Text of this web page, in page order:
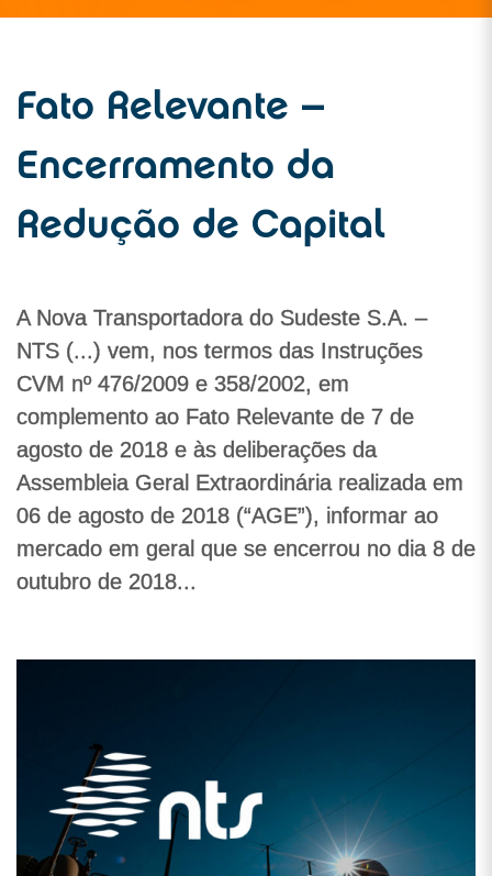
Fato Relevante –
Encerramento da
Redução de Capital
A Nova Transportadora do Sudeste S.A. –
NTS (...) vem, nos termos das Instruções
CVM nº 476/2009 e 358/2002, em
complemento ao Fato Relevante de 7 de
agosto de 2018 e às deliberações da
Assembleia Geral Extraordinária realizada em
06 de agosto de 2018 (“AGE”), informar ao
mercado em geral que se encerrou no dia 8 de
outubro de 2018...